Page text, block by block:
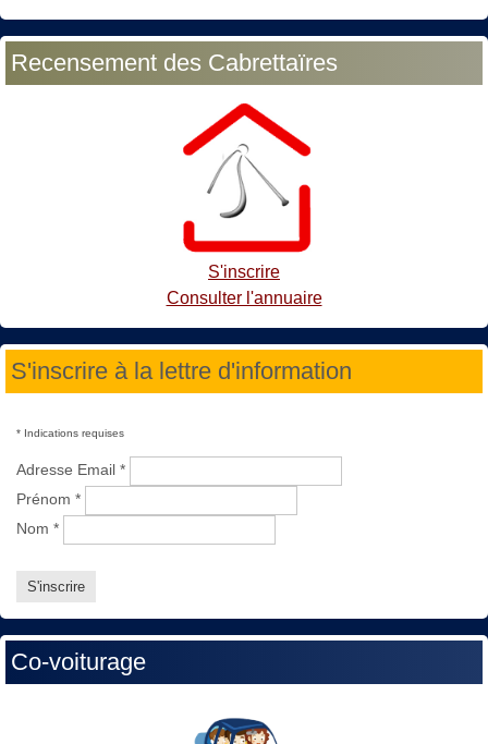
Recensement des Cabrettaïres
S'inscrire
Consulter l'annuaire
S'inscrire à la lettre d'information
* Indications requises
Adresse Email *
Prénom *
Nom *
Co-voiturage